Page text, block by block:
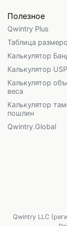
Полезное
Qwintry Plus
Таблица
Калькулятор
Калькулятор
Калькулятор
веса
Калькулятор
пошлин
Qwintry.Global
Qwintry LLC